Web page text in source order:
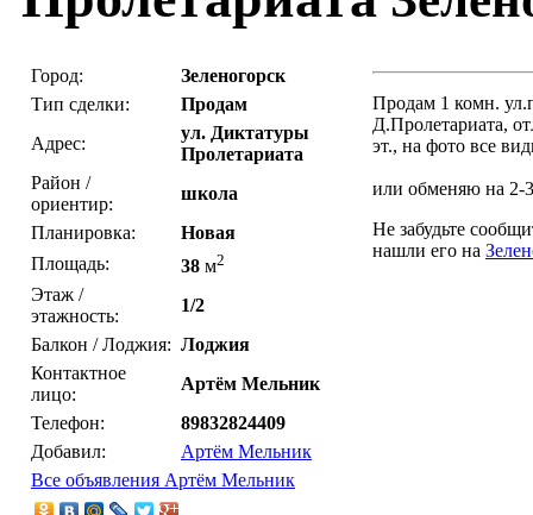
Город:
Зеленогорск
Тип сделки:
Продам
Адрес:
ул. Диктатуры
Пролетариата
Район /
ориентир:
школа
Планировка:
Новая
Площадь:
38 м2
Этаж /
этажность:
1/2
Балкон / Лоджия: Лоджия
Контактное
лицо:
Артём Мельник
Телефон:
89832824409
Добавил:
Артём Мельник
Все объявления Артём Мельник
Продам 1 комн.
Д.Пролетариата,
эт., на фото все
или обменяю на 2-
Не забудьте
нашли его на